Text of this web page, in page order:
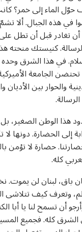
حوّل الماء إلى خمر؟
في هذه الجبال. ألا
تغادر قبل أن تطل
كنيستك
في هذا الشرق
الجامعة
والحوار بين
هذا الوطن
إلى الحضارة. دونها
حضارة لا تؤمن
كله.
باق، لبنان لن
وتعرف كيف
تسمح لنا يا أبا
كله. فجميع